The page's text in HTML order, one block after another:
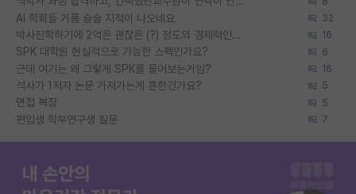
AI 학회들 거품 슬슬 지적이 나오네요 32
박사진학하기에 2억은 괜찮은 (?) 정도의 경제력인가요 16
SPK 대학원 현실적으로 가능한 스펙인가요? 6
근데 여기는 왜 그렇게 SPK를 물어보는거임? 16
석사가 1저자 논문 가져가는게 흔한건가요? 5
면접 복장 5
편입생 학부연구생 질문 7